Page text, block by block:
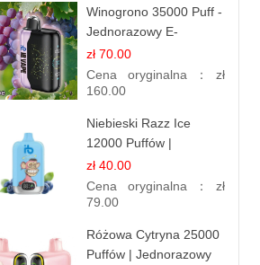
Winogrono 35000 Puff -
Jednorazowy E-
papieros | Soczysty
Smak Winogron
zł 70.00
Cena oryginalna： zł
160.00
Niebieski Razz Ice
12000 Puffów |
Jednorazowy E-
papieros | Jagodowy
Chłód
zł 40.00
Cena oryginalna： zł
79.00
Różowa Cytryna 25000
Puffów | Jednorazowy